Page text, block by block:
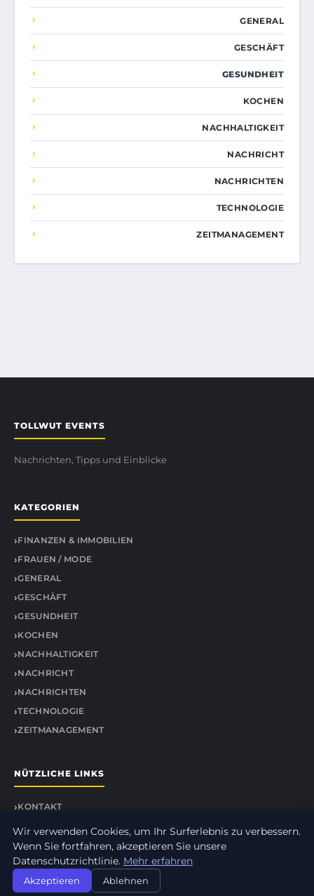
GENERAL
GESCHÄFT
GESUNDHEIT
KOCHEN
NACHHALTIGKEIT
NACHRICHT
NACHRICHTEN
TECHNOLOGIE
ZEITMANAGEMENT
TOLLWUT EVENTS
Nachrichten, Tipps und Einblicke
KATEGORIEN
FINANZEN & IMMOBILIEN
FRAUEN / MODE
GENERAL
GESCHÄFT
GESUNDHEIT
KOCHEN
NACHHALTIGKEIT
NACHRICHT
NACHRICHTEN
TECHNOLOGIE
ZEITMANAGEMENT
NÜTZLICHE LINKS
KONTAKT
© 2026 Tollwut Events. Alle Rechte vorbehalten.
Über uns
ImpressumDatenschutz
Wir verwenden Cookies, um Ihr Surferlebnis zu verbessern.
Wenn Sie fortfahren, akzeptieren Sie unsere
Datenschutzrichtlinie. Mehr erfahren
Akzeptieren Ablehnen